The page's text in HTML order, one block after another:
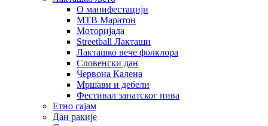
О манифестацији
MTB Маратон
Моторијада
Streetball Лакташи
Лакташко вече фолклора
Словенски дан
Червона Калена
Мршави и дебели
Фестивал занатског пива
Етно сајам
Дан ракије